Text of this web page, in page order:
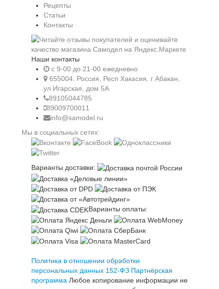
Рецепты
Статьи
Контакты
Наши контакты
c 9-00 до 21-00 ежедневно
655004, Россия, Респ Хакасия, г Абакан,
ул Игарская, дом 5А
89105044785
89009700011
info@samodel.ru
Мы в социальных сетях:
Варианты доставки:
Варианты оплаты:
Политика в отношении обработки
персональных данных 152-ФЗ Партнёрская
программа Любое копирование информации не